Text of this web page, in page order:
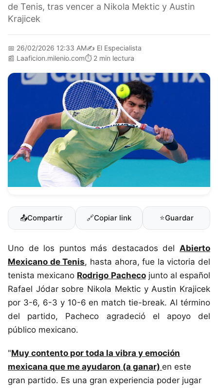
de Tenis, tras vencer a Nikola Mektic y Austin
Krajicek
📅 26/02/2026 12:33 AM✍️ El Especialista
📰 Laaficion.milenio.com⏱️ 2 min lectura
📤Compartir 🔗Copiar link ⭐Guardar
Uno de los puntos más destacados del Abierto
Mexicano de Tenis, hasta ahora, fue la victoria del
tenista mexicano Rodrigo Pachecojunto al español
Rafael Jódar sobre Nikola Mektic y Austin Krajicek
por 3-6, 6-3 y 10-6 en match tie-break. Al término
del partido, Pacheco agradeció el apoyo del
público mexicano.
"Muy contento por toda la vibra y emoción
mexicana que me ayudaron (a ganar) en este
gran partido. Es una gran experiencia poder jugar